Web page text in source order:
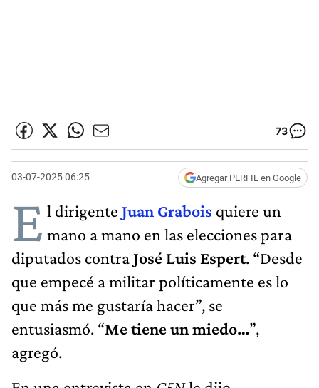
73
03-07-2025 06:25 Agregar PERFIL en Google
E l dirigente Juan Grabois quiere un
mano a mano en las elecciones para
diputados contraJosé Luis Espert. “Desde
que empecé a militar políticamente es lo
que más me gustaría hacer”, se
entusiasmó. “Me tiene un miedo…”,
agregó.